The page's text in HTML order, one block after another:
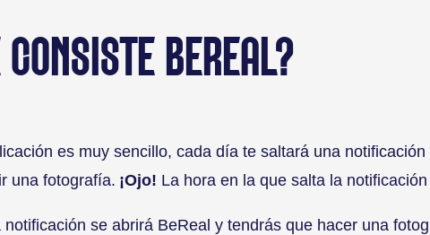
BEREAL?
es muy sencillo, cada día te saltará una
una fotografía. ¡Ojo! La hora en la que salta la
notificación se abrirá BeReal y tendrás que hacer una